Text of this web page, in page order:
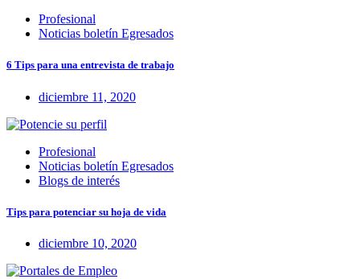
Profesional
Noticias boletín Egresados
6 Tips para una entrevista de trabajo
diciembre 11, 2020
Profesional
Noticias boletín Egresados
Blogs de interés
Tips para potenciar su hoja de vida
diciembre 10, 2020